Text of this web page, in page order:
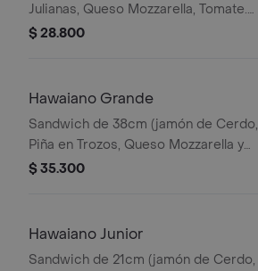
Julianas, Queso Mozzarella, Tomate.
Salsa Bbq, Lechuga y Salsa de Ajo.)
$ 28.800
Hawaiano Grande
Sandwich de 38cm (jamón de Cerdo,
Piña en Trozos, Queso Mozzarella y
Mayonesa).
$ 35.300
Hawaiano Junior
Sandwich de 21cm (jamón de Cerdo,